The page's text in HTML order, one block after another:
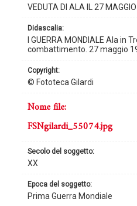
VEDUTA DI ALA IL 27
didascalia:
I GUERRA MONDIALE Ala
combattimento. 27 maggio
copyright:
© Fototeca Gilardi
secolo del soggetto:
XX
epoca del soggetto:
Prima Guerra Mondiale
nome file:
FSNgilardi_55074.jpg